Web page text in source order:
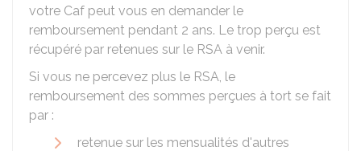
votre Caf peut vous en demander le
remboursement pendant 2 ans. Le trop perçu est
récupéré par retenues sur le RSA à venir.
Si vous ne percevez plus le RSA, le
remboursement des sommes perçues à tort se fait
par :
retenue sur les mensualités d'autres